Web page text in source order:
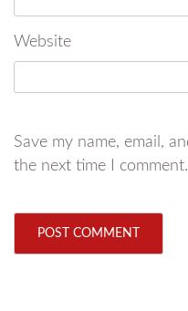
Website
Save my name, email,
the next time I comment.